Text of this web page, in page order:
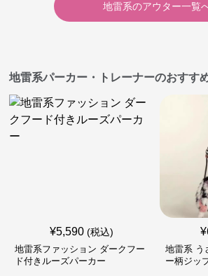
地雷系のアウター一覧
地雷系パーカー・トレーナーのおすす
¥5,590 (税込)
地雷系ファッション ダークフー
ド付きルーズパーカー
¥
地雷系 う
ー柄ジッ